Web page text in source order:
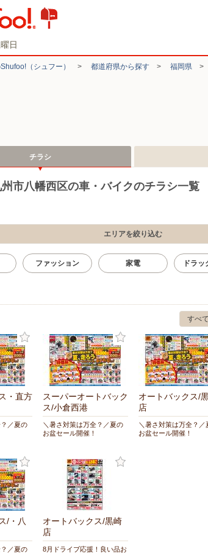
日
（シュフー） > 都道府県から探す > 福岡県 >
チラシ
市八幡西区の車・バイクのチラシ一覧
エリアを絞り込む
ファッション 家電 ドラ
すべ
・直方
／夏の
スーパーオートバック
ス/小倉西港
＼暑さ対策は万全？／夏の
お盆セール開催！
オートバックス/
店
＼暑さ対策は万全？／
お盆セール開催！
/・八
／夏の
オートバックス/黒崎
店
8月ドライブ応援！良い品お